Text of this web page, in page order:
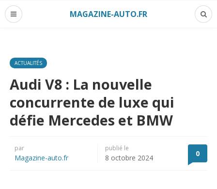
MAGAZINE-AUTO.FR
ACTUALITÉS
Audi V8 : La nouvelle
concurrente de luxe qui
défie Mercedes et BMW
par
Magazine-auto.fr
publié le
8 octobre 2024 0